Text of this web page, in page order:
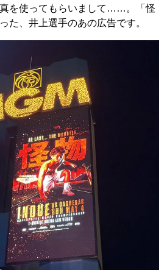
を使ってもらいまして……。「怪
た、井上選手のあの広告です。